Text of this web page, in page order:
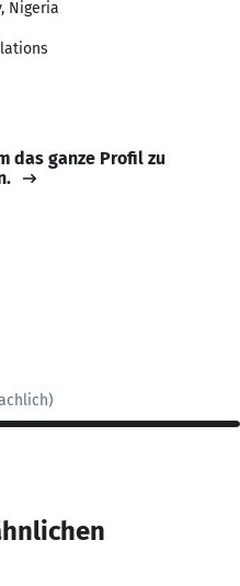
Nigeria
das ganze Profil zu